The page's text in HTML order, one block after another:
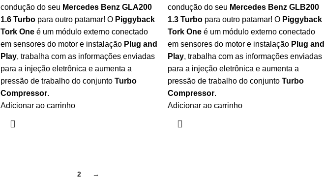
condução do seu Mercedes Benz GLA200
1.6 Turbo para outro patamar! O Piggyback
Tork Oneé um módulo externo conectado
em sensores do motor e instalação Plug and
Play, trabalha com as informações enviadas
para a injeção eletrônica e aumenta a
pressão de trabalho do conjunto Turbo
Compressor.
Adicionar ao carrinho
condução do seu Mercedes Benz GLB200
1.3 Turbo para outro patamar! O Piggyback
Tork Oneé um módulo externo conectado
em sensores do motor e instalação Plug and
Play, trabalha com as informações enviadas
para a injeção eletrônica e aumenta a
pressão de trabalho do conjunto Turbo
Compressor.
Adicionar ao carrinho
2 →